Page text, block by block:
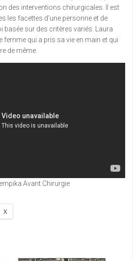
des interventions chirurgicales. Il est
les facettes d’une personne et de
basée sur des critères variés. Laura
femme qui a pris sa vie en main et qui
de même.
Avant Chirurgie
X